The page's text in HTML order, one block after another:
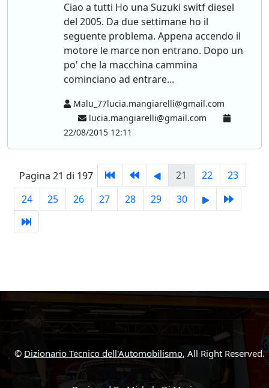
Ciao a tutti Ho una Suzuki switf diesel
del 2005. Da due settimane ho il
seguente problema. Appena accendo il
motore le marce non entrano. Dopo un
po' che la macchina cammina
cominciano ad entrare...
Malu_77lucia.mangiarelli@gmail.com
lucia.mangiarelli@gmail.com
22/08/2015 12:11
Pagina 21 di 197 21 22
23
24
25 26 27 28 29 30
© Dizionario Tecnico dell'Automobilismo, All Right Reserved.